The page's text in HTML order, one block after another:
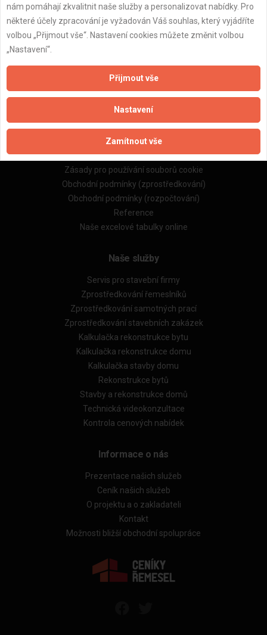
ZPĚT
Naše firmy a řemeslníci
Zpracování a ochrana osobních údajů
Zásady pro používání souborů cookie
Obchodní podmínky (zprostředkování)
Obchodní podmínky (rozpočtování)
Reference
Naše excelové tabulky online
Naše služby
Servis pro stavební firmy
Zprostředkování řemeslníků
Zprostředkování samotných prací
Zprostředkování stavebních zakázek
Kalkulačka rekonstrukce bytu
Kalkulačka rekonstrukce domu
Kalkulačka stavby domu
Rekonstrukce bytů
Stavby a rekonstrukce domů
Technická videokonzultace
Kontrola cenových nabídek
Informace o nás
Prezentace našich služeb
Ceník našich služeb
O projektu a o zakladateli
Kontakt
Možnosti bližší obchodní spolupráce
nám pomáhají zkvalitnit naše služby a personalizovat nabídky. Pro
některé účely zpracování je vyžadován Váš souhlas, který vyjádříte
volbou „Přijmout vše“. Nastavení cookies můžete změnit volbou
„Nastavení“.
Přijmout vše
Nastavení
Zamítnout vše